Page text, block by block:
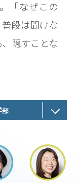
「なぜこの
段は聞けな
隠すことな
部